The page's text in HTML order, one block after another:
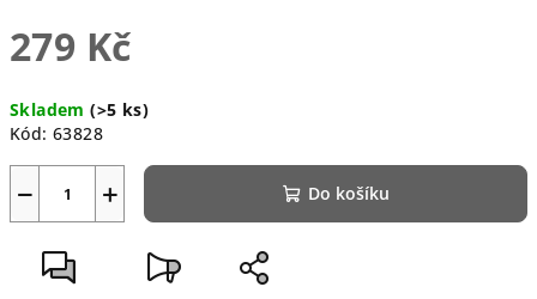
279 Kč
cena:
Skladem(>5 ks)
Kód: 63828
+
− Do košíku